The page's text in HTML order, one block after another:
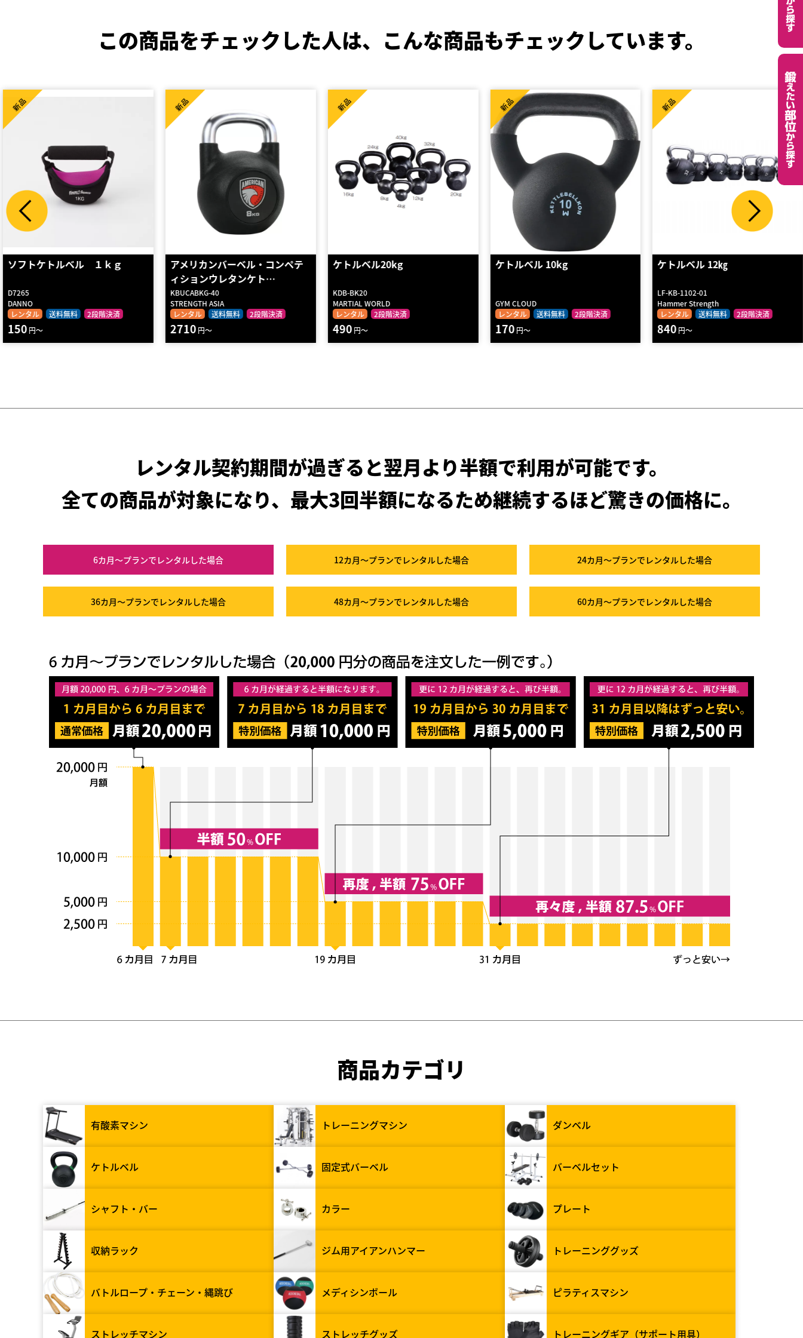
この商品をチェックした人は、 こんな商品もチェックしています。
アメリカンバーベル・コンペテ
KBUCABKG-40
STRENGTH ASIA
レンタル
送料無料 2段階決済
新品
2710円～
ケトルベル20kg
KDB-BK20
MARTIAL WORLD
レンタル
2段階決済
新品
490円～
ケトルベル 10kg
GYM CLOUD
レンタル
送料無料
新品
170 円～
ケトルベル 12㎏
Hammer Strength
レンタル
送料無料 2段階決済
新品
840円～
ケトルベル 16kg
KB-3002-16
UCHINOGYM
レンタル
送料無料 2段階決済
新品
460円～
レンタル契約期間が過ぎると翌月より半額で利用が可能です。
全ての商品が対象になり、最大3回半額になるため継続するほど驚きの価格に。
6カ月～プランでレンタルした場合 12カ月～プランでレンタルした場合 24カ月～プランでレンタルした場合
36カ月～プランでレンタルした場合 48カ月～プランでレンタルした場合 60カ月～プランでレンタルした場合
商品カテゴリ
有酸素マシン トレーニングマシン ダンベル
ケトルベル 固定式バーベル バーベルセット
シャフト・バー カラー プレート
収納ラック ジム用アイアンハンマー トレーニンググッズ
バトルロープ・チェーン・縄跳び メディシンボール ピラティスマシン
ストレッチマシン ストレッチグッズ トレーニングギア（サポート用具）